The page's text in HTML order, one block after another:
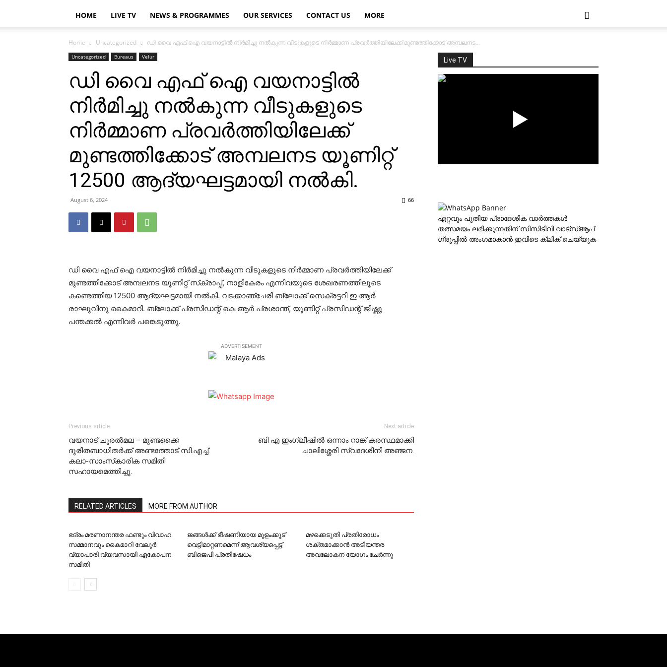
HOME LIVE TV NEWS & PROGRAMMES OUR SERVICES CONTACT US MORE
Home Uncategorized ഡി വൈ എഫ് ഐ വയനാട്ടില്‍ നിര്‍മിച്ചു നല്‍കുന്ന വീടുകളുടെ നിര്‍മ്മാണ പ്രവര്‍ത്തിയിലേക്ക് മുണ്ടത്തിക്കോട് അമ്പലനട...
Uncategorized Bureaus Velur
ഡി വൈ എഫ് ഐ വയനാട്ടില്‍
നിര്‍മിച്ചു നല്‍കുന്ന വീടുകളുടെ
നിര്‍മ്മാണ പ്രവര്‍ത്തിയിലേക്ക്
മുണ്ടത്തിക്കോട് അമ്പലനട യൂണിറ്റ്
12500 ആദ്യഘട്ടമായി നല്‍കി.
August 6, 2024 66
ഡി വൈ എഫ് ഐ വയനാട്ടില്‍ നിര്‍മിച്ചു നല്‍കുന്ന വീടുകളുടെ നിര്‍മ്മാണ പ്രവര്‍ത്തിയിലേക്ക്
മുണ്ടത്തിക്കോട് അമ്പലനട യൂണിറ്റ് സ്‌ക്രാപ്പ്, നാളികേരം എന്നിവയുടെ ശേഖരണത്തിലൂടെ
കണ്ടെത്തിയ 12500 ആദ്യഘട്ടമായി നല്‍കി. വടക്കാഞ്ചേരി ബ്ലോക്ക് സെക്രട്ടറി ഇ ആര്‍
രാഘുവിനു കൈമാറി. ബ്ലോക്ക് പ്രസിഡന്റ് കെ ആര്‍ പ്രശാന്ത്, യൂണിറ്റ് പ്രസിഡന്റ് ജിഷ്ണു
പന്തക്കല്‍ എന്നിവര്‍ പങ്കെടുത്തു.
ADVERTISEMENT
Previous article
വയനാട് ചൂരല്‍മല – മുണ്ടക്കൈ
ദുരിതബാധിതര്‍ക്ക് അണ്ടത്തോട് സി.എച്ച്.
കലാ-സാംസ്‌കാരിക സമിതി
സഹായമെത്തിച്ചു.
Next article
ബി എ ഇംഗ്ലീഷില്‍ ഒന്നാം റാങ്ക് കരസ്ഥമാക്കി
ചാലിശ്ശേരി സ്വദേശിനി അഞ്ജന.
RELATED ARTICLES MORE FROM AUTHOR
ഭദ്രം മരണാനന്തര ഫണ്ടും വിവാഹ
സമ്മാനവും കൈമാറി വേലൂര്‍
വ്യാപാരി വ്യവസായി ഏകോപന
സമിതി
ജങ്ങള്‍ക്ക് ഭീഷണിയായ മുളംക്കൂട്
വെട്ടിമാറ്റണമെന്ന് ആവശ്യപ്പെട്ട്
ബിജെപി പ്രതിഷേധം
മഴക്കെടുതി പ്രതിരോധം
ശക്തമാക്കാൻ അടിയന്തര
അവലോകന യോഗം ചേര്‍ന്നു
Live TV
എറ്റവും പുതിയ പ്രാദേശിക വാര്‍ത്തകള്‍
തത്സമയം ലഭിക്കുന്നതിന് സിസിടിവി വാട്‌സ്ആപ്
ഗ്രൂപ്പില്‍ അംഗമാകാന്‍ ഇവിടെ ക്ലിക് ചെയ്യുക